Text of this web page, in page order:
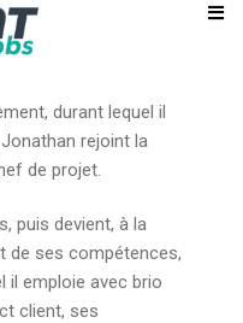
durant lequel il
rejoint la
de projet.
puis devient, à la
de ses compétences,
il emploie avec brio
client, ses